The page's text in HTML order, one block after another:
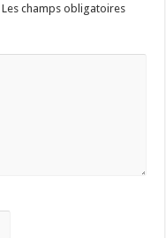
Les champs obligatoires